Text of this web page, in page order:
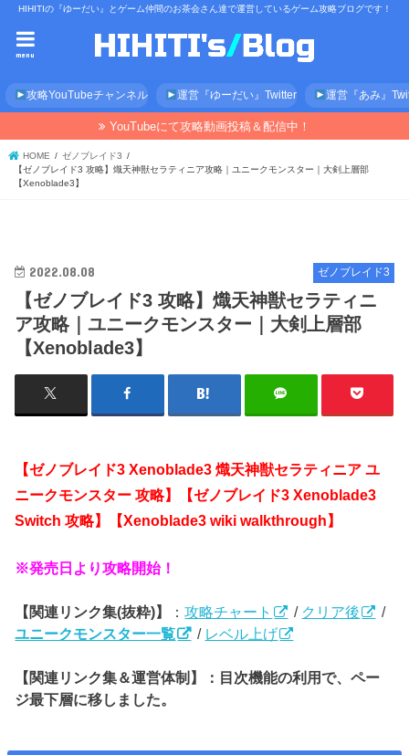
HIHITIの『ゆーだい』とゲーム仲間のお茶会さん達で運営しているゲーム攻略ブログです！
menu
攻略YouTubeチャンネル 運営『ゆーだい』Twitter 運営『あみ』
YouTubeにて攻略動画投稿＆配信中！
HOME
ゼノブレイド3
【ゼノブレイド3 攻略】熾天神獣セラティニア攻略｜ユニークモンスター｜大剣上層部
【Xenoblade3】
ゼノブレイド3
2022.08.08
【ゼノブレイド3 攻略】熾天神獣セラティニ
ア攻略｜ユニークモンスター｜大剣上層部
【Xenoblade3】
【ゼノブレイド3 Xenoblade3 熾天神獣セラティニア ユ
ニークモンスター 攻略】【ゼノブレイド3 Xenoblade3
Switch 攻略】【Xenoblade3 wiki walkthrough】
※発売日より攻略開始！
【関連リンク集(抜粋)】 ：攻略チャート / クリア後
/
ユニークモンスター一覧
/ レベル上げ
【関連リンク集＆運営体制】：目次機能の利用で、ペー
ジ最下層に移しました。